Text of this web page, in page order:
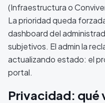
(Infraestructura o
La prioridad queda
dashboard del
subjetivos. El admin la
actualizando estado: el
portal.
Privacidad: qué